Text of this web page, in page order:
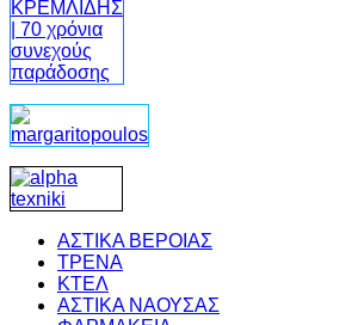
ΑΣΤΙΚΑ ΒΕΡΟΙΑΣ
ΤΡΕΝΑ
ΚΤΕΛ
ΑΣΤΙΚΑ ΝΑΟΥΣΑΣ